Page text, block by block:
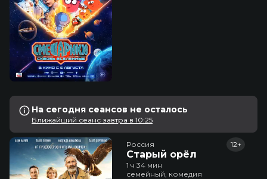
На сегодня сеансов не осталось
Ближайший сеанс завтра в 10:25
Россия
Старый орёл
12+
1 ч 34 мин
семейный, комедия